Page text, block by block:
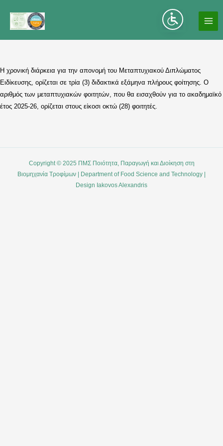
περιεχόμενο
H χρονική διάρκεια για την απονομή του Μεταπτυχιακού Διπλώματος
Ειδίκευσης, ορίζεται σε τρία (3) διδακτικά εξάμηνα πλήρους φοίτησης. O
αριθμός των μεταπτυχιακών φοιτητών, που θα εισαχθούν για το ακαδημαϊκό
έτος 2025-26, ορίζεται στους είκοσι οκτώ (28) φοιτητές.
Copyright © 2025 ΠΜΣ Ποιότητα, Παραγωγή και Διοίκηση στη
Βιομηχανία Τροφίμων | Department of Food Science and Technology |
Design Iakovos Alexandris